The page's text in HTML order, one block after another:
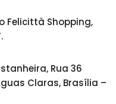
Felicittà Shopping,
Rua 36
Claras, Brasília –